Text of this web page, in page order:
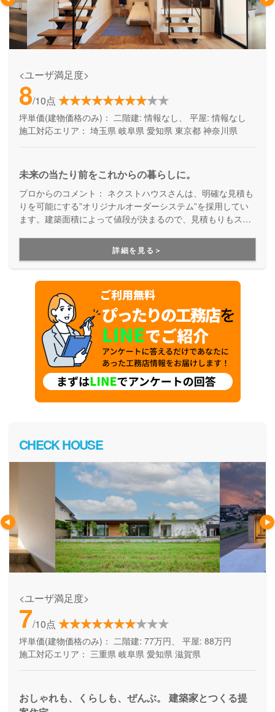
<ユーザ満足度>
8/10点
坪単価(建物価格のみ)： 二階建: 情報なし、 平屋: 情報なし
施工対応エリア： 埼玉県 岐阜県 愛知県 東京都 神奈川県
未来の当たり前をこれからの暮らしに。
プロからのコメント：
りを可能にする”オリジナルオーダーシステム”を採用してい
ます。建築面積によって値段が決まるので、見積もりもスピ
いるので、早く新しい家に入居したいという方に特におスス
詳細を見る＞
CHECK HOUSE
<ユーザ満足度>
7/10点
坪単価(建物価格のみ)： 二階建: 77万円、 平屋: 88万円
施工対応エリア： 三重県 岐阜県 愛知県 滋賀県
おしゃれも、くらしも、ぜんぶ。 建築家とつくる提